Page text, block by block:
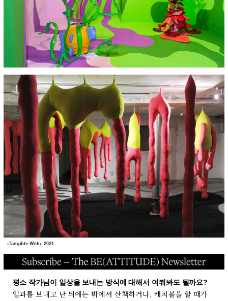
‹Tangible Web›, 2021
평소 작가님이 일상을 보내는 방식에 대해서 여쭤봐도 될까요?
일과를 보내고 난 뒤에는 밖에서 산책하거나, 캐치볼을 할 때가